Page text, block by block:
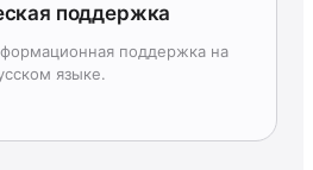
поддержка
поддержка на
языке.